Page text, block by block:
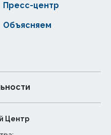
Пресс-центр
Объясняем
Центр